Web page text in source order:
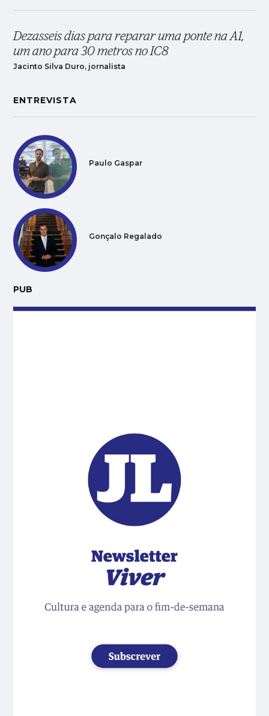
Dezasseis dias para reparar uma ponte na A1,
um ano para 30 metros no IC8
Jacinto Silva Duro, jornalista
ENTREVISTA
Paulo Gaspar
Gonçalo Regalado
PUB